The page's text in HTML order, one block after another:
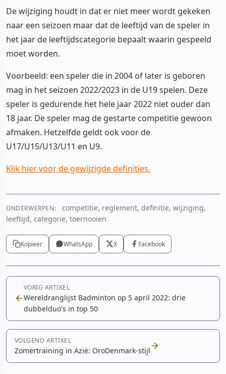
De wijziging houdt in dat er niet meer wordt gekeken
naar een seizoen maar dat de leeftijd van de speler in
het jaar de leeftijdscategorie bepaalt waarin gespeeld
moet worden.
Voorbeeld: een speler die in 2004 of later is geboren
mag in het seizoen 2022/2023 in de U19 spelen. Deze
speler is gedurende het hele jaar 2022 niet ouder dan
18 jaar. De speler mag de gestarte competitie gewoon
afmaken. Hetzelfde geldt ook voor de
U17/U15/U13/U11 en U9.
Klik hier voor de gewijzigde definities.
ONDERWERPEN:
competitie, reglement, definitie, wijziging,
leeftijd, categorie, toernooien
Kopieer WhatsApp X Facebook
VORIG ARTIKEL
Wereldranglijst Badminton op 5 april 2022: drie
dubbelduo's in top 50
VOLGEND ARTIKEL
Zomertraining in Azië: OroDenmark-stijl